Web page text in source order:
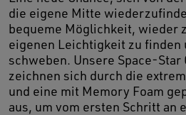
die eigene Mitte
bequeme Möglichkeit, wieder
eigenen Leichtigkeit zu finden
schweben. Unsere Space-Star
zeichnen sich durch die
und eine mit Memory Foam
aus, um vom ersten Schritt an